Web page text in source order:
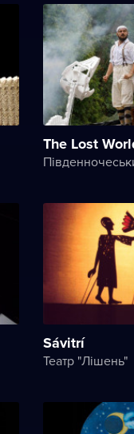
The Lost
Sávitrí
Театр "Лішень"